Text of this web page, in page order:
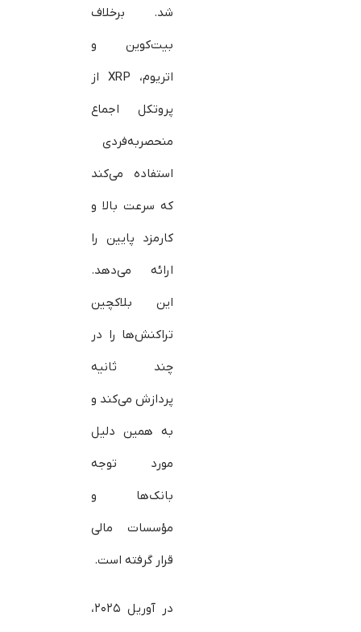
شد. برخلاف
بیت‌کوین و
اتریوم، XRP از
پروتکل اجماع
منحصربه‌فردی
استفاده می‌کند
که سرعت بالا و
کارمزد پایین را
ارائه می‌دهد.
این بلاکچین
تراکنش‌ها را در
چند ثانیه
پردازش می‌کند و
به همین دلیل
مورد توجه
بانک‌ها و
مؤسسات مالی
قرار گرفته است.
در آوریل ۲۰۲۵،